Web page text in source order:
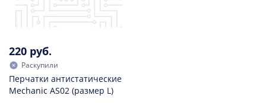
220 руб.
Раскупили
Перчатки антистатические
Mechanic AS02 (размер L)